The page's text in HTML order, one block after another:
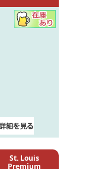
St. Louis
Premium